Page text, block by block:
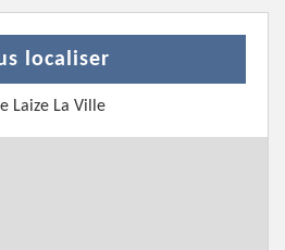
localiser
Laize La Ville